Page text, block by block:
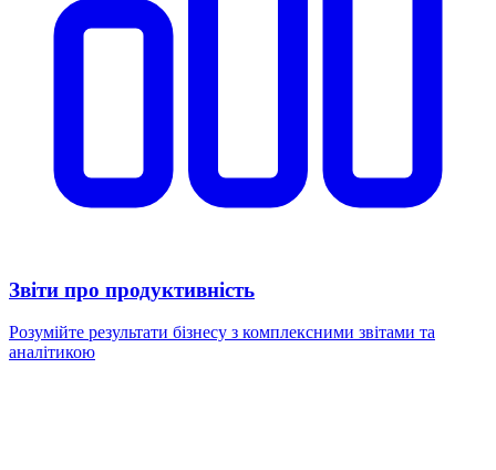
Звіти про продуктивність
Розумійте результати бізнесу з комплексними звітами та
аналітикою